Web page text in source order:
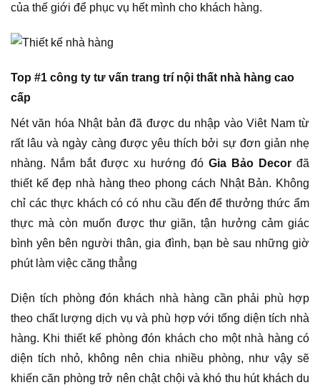
của thế giới để phục vụ hết mình cho khách hàng.
Top #1 công ty tư vấn trang trí nội thất nhà hàng cao
cấp
Nét văn hóa Nhật bản đã được du nhập vào Viêt Nam từ
rất lâu và ngày càng được yêu thích bởi sự đơn giản nhẹ
nhàng. Nắm bắt được xu hướng đó Gia Bảo Decor đã
thiết kế đẹp nhà hàng theo phong cách Nhật Bản. Không
chỉ các thực khách có có nhu cầu đến để thưởng thức ẩm
thực mà còn muốn được thư giãn, tận hưởng cảm giác
bình yên bên người thân, gia đình, bạn bè sau những giờ
phút làm việc căng thẳng
Diện tích phòng đón khách nhà hàng cần phải phù hợp
theo chất lượng dịch vụ và phù hợp với tổng diện tích nhà
hàng. Khi thiết kế phòng đón khách cho một nhà hàng có
diện tích nhỏ, không nên chia nhiều phòng, như vậy sẽ
khiến căn phòng trở nên chật chội và khó thu hút khách du